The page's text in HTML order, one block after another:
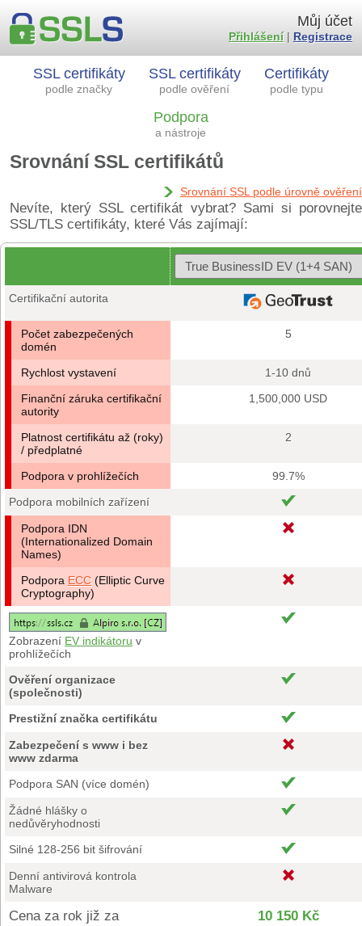
SSL certifikáty
podle značky
SSL certifikáty
podle ověření
Certifikáty
podle typu
Podpora
a nástroje
Můj účet
Přihlášení| Registrace
Srovnání SSL certifikátů
Srovnání SSL podle úrovně ověření
Nevíte, který SSL certifikát vybrat? Sami si porovnejte
SSL/TLS certifikáty, které Vás zajímají:
Certifikační autorita
Počet zabezpečených
domén
5
Rychlost vystavení
1-10 dnů
Finanční záruka certifikační
autority
1,500,000 USD
Platnost certifikátu až (roky)
/ předplatné
2
Podpora v prohlížečích
99.7%
Podpora mobilních zařízení
Podpora IDN
(Internationalized Domain
Names)
Podpora ECC (Elliptic Curve
Cryptography)
Zobrazení EV indikátoru v
prohlížečích
Ověření organizace
(společnosti)
Prestižní značka certifikátu
Zabezpečení s www i bez
www zdarma
Podpora SAN (více domén)
Žádné hlášky o
nedůvěryhodnosti
Silné 128-256 bit šifrování
Denní antivirová kontrola
Malware
Cena za rok již za 10 150 Kč